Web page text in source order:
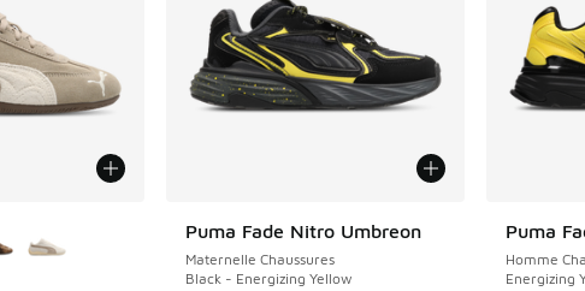
Puma Fade Nitro Umbreon
Maternelle Chaussures
Black - Energizing Yellow
Puma
Homme
Energizing